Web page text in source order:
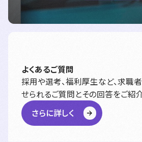
よくあるご質問
採用や選考、福利厚生など、求職
せられるご質問とその回答をご紹介
さらに詳しく